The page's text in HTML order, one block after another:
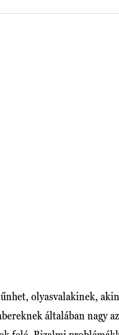
olyasvalakinek,
általában nagy